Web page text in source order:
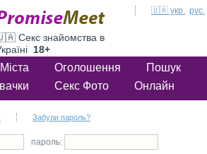
Секс знайомства в
18+
Міста Оголошення
Пошук
Секс Фото Онлайн
Забули пароль?
пароль:
🇺🇦 укр. рус.